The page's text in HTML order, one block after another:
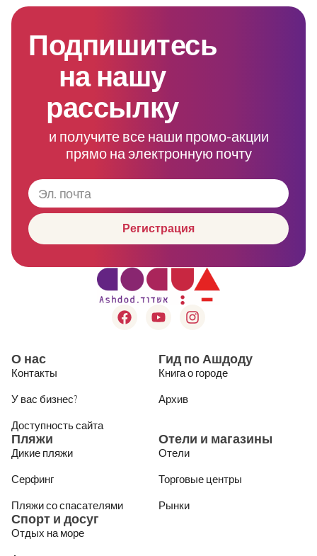
Подпишитесь
на нашу
рассылку
и получите все наши промо-акции
прямо на электронную почту
Регистрация
О нас
Контакты
У вас бизнес?
Доступность сайта
Гид по Ашдоду
Книга о городе
Архив
Пляжи
Дикие пляжи
Серфинг
Пляжи со спасателями
Отели и магазины
Отели
Торговые центры
Рынки
Спорт и досуг
Отдых на море